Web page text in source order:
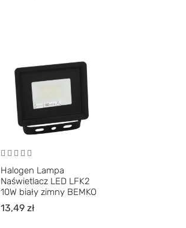
Halogen Lampa
Naświetlacz LED LFK2
10W biały zimny BEMKO
13,49zł